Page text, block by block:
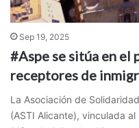
Sep 19, 2025
#Aspe se sitúa en el
receptores de
La Asociación de
(ASTI Alicante), vinculada